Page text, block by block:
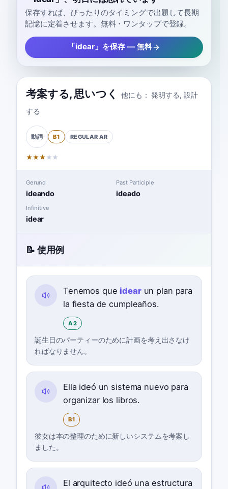
保存すれば、ぴったりのタイミングで出題して長期
記憶に定着させます。無料・ワンタップで登録。
「idear」を保存 — 無料
考案する,思いつく 他にも： 発明する, 設計
する
動詞 B1 REGULAR AR
★★★ ★ ★
Gerund
ideando
Past Participle
ideado
Infinitive
idear
📝 使用例
Tenemos que idearun plan para
la fiesta de cumpleaños.
A2
誕生日のパーティーのために計画を考え出さなけ
ればなりません。
Ella ideó un sistema nuevo para
organizar los libros.
B1
彼女は本の整理のために新しいシステムを考案し
ました。
El arquitecto ideó una estructura